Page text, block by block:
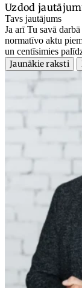
Uzdod
Tavs jautājums
Ja arī Tu savā
normatīvo aktu
un centīsimies
Jaunākie raksti